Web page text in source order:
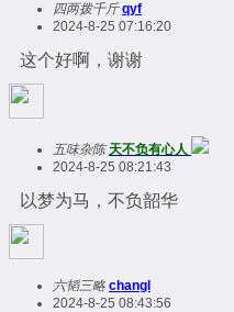
四两拨千斤 qyf
2024-8-25 07:16:20
这个好啊，谢谢
五味杂陈 天不负有心人
2024-8-25 08:21:43
以梦为马，不负韶华
六韬三略 changl
2024-8-25 08:43:56